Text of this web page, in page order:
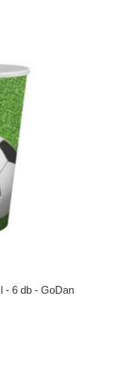
- 6 db - GoDan